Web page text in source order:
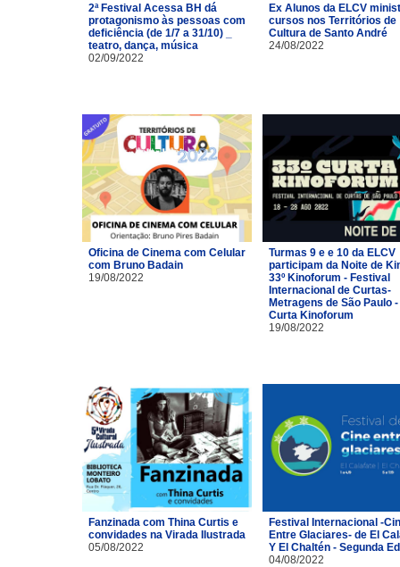
2ª Festival Acessa BH dá
protagonismo às pessoas com
deficiência (de 1/7 a 31/10) _
teatro, dança, música
02/09/2022
Ex Alunos da ELCV
cursos nos Territórios de
Cultura de Santo André
24/08/2022
Oficina de Cinema com Celular
com Bruno Badain
19/08/2022
Turmas 9 e e 10 da ELCV
participam da Noite de
33º Kinoforum - Festival
Internacional de Curtas-
Metragens de São Paulo -
Curta Kinoforum
19/08/2022
Fanzinada com Thina Curtis e
convidades na Virada Ilustrada
05/08/2022
Festival Internacional -
Entre Glaciares- de El
Y El Chaltén - Segunda
04/08/2022